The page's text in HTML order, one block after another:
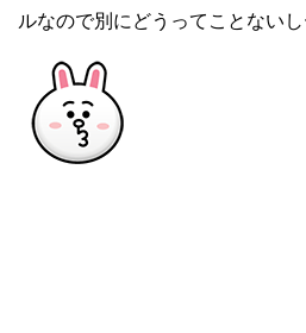
ルなので別にどうってことない